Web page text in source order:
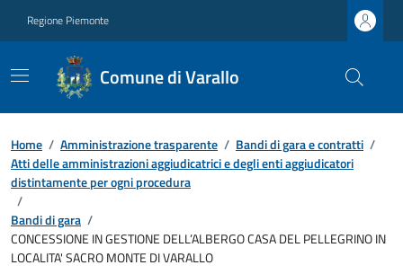
Regione Piemonte
Comune di Varallo
Home / Amministrazione trasparente / Bandi di gara e contratti /
Atti delle amministrazioni aggiudicatrici e degli enti aggiudicatori
distintamente per ogni procedura
/
Bandi di gara /
CONCESSIONE IN GESTIONE DELL’ALBERGO CASA DEL PELLEGRINO IN
LOCALITA' SACRO MONTE DI VARALLO